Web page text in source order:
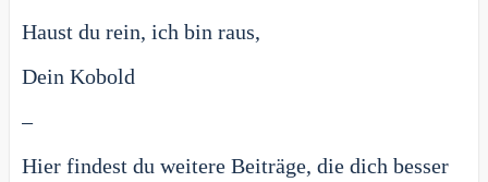
Haust du rein, ich bin raus,
Dein Kobold
–
Hier findest du weitere Beiträge, die dich besser